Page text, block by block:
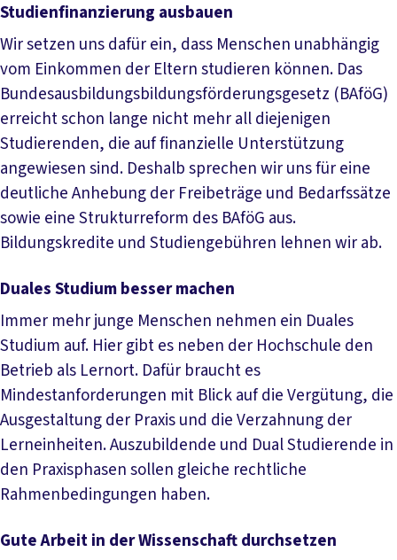
Studienfinanzierung ausbauen
Wir setzen uns dafür ein, dass Menschen unabhängig
vom Einkommen der Eltern studieren können. Das
Bundesausbildungsbildungsförderungsgesetz (BAföG)
erreicht schon lange nicht mehr all diejenigen
Studierenden, die auf finanzielle Unterstützung
angewiesen sind. Deshalb sprechen wir uns für eine
deutliche Anhebung der Freibeträge und Bedarfssätze
sowie eine Strukturreform des BAföG aus.
Bildungskredite und Studiengebühren lehnen wir ab.
Duales Studium besser machen
Immer mehr junge Menschen nehmen ein Duales
Studium auf. Hier gibt es neben der Hochschule den
Betrieb als Lernort. Dafür braucht es
Mindestanforderungen mit Blick auf die Vergütung, die
Ausgestaltung der Praxis und die Verzahnung der
Lerneinheiten. Auszubildende und Dual Studierende in
den Praxisphasen sollen gleiche rechtliche
Rahmenbedingungen haben.
Gute Arbeit in der Wissenschaft durchsetzen